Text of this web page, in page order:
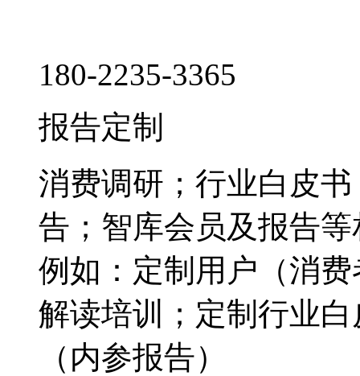
180-2235-3365
报告定制
消费调研；行业白皮
告；智库会员及报告
例如：定制用户（消
解读培训；定制行业
（内参报告）